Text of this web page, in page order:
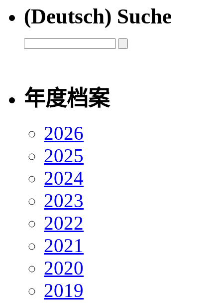
(Deutsch) Suche
年度档案
2026
2025
2024
2023
2022
2021
2020
2019